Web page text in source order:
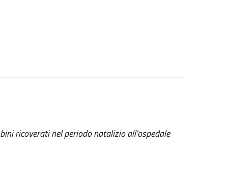
ricoverati nel periodo natalizio all’ospedale